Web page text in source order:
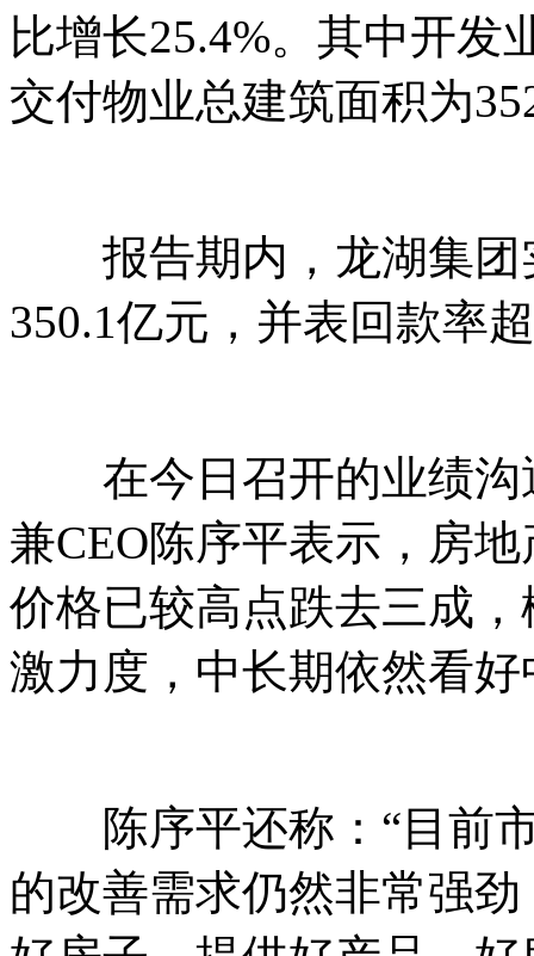
比增长25.4%。其中开发
交付物业总建筑面积为
报告期内，龙湖集团
350.1亿元，并表回款率
在今日召开的业绩沟
兼CEO陈序平表示，房
价格已较高点跌去三成
激力度，中长期依然看
陈序平还称：“目前市
的改善需求仍然非常强